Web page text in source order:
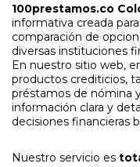
100prestamos.co
informativa creada
comparación de
diversas instituciones
En nuestro sitio web,
productos crediticios,
préstamos de nómina
información clara y
decisiones financieras
Nuestro servicio es